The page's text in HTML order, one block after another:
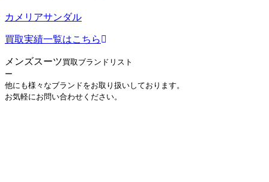
カメリアサンダル
買取実績一覧はこちら
メンズスーツ買取ブランドリスト
ー
他にも様々なブランドをお取り扱いしております。
お気軽にお問い合わせください。